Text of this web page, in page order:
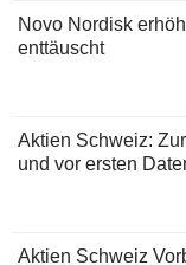
Novo Nordisk
enttäuscht
Aktien Schweiz:
und vor ersten
Aktien Schweiz